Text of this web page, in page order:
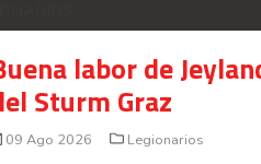
labor de
Sturm Graz
09 Ago 2026 Legionarios